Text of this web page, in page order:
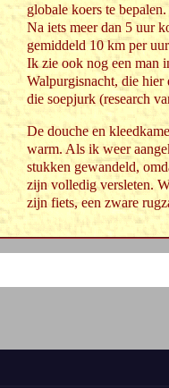
globale koers te
Na iets meer dan 5 uur
gemiddeld 10 km per
Ik zie ook nog een man
Walpurgisnacht, die hier
die soepjurk (research
De douche en
warm. Als ik weer
stukken gewandeld,
zijn volledig versleten.
zijn fiets, een zware